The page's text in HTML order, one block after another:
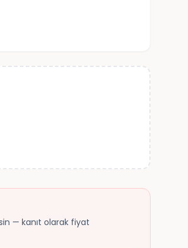
— kanıt olarak fiyat